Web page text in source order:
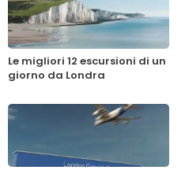
Le migliori 12 escursioni di un
giorno da Londra